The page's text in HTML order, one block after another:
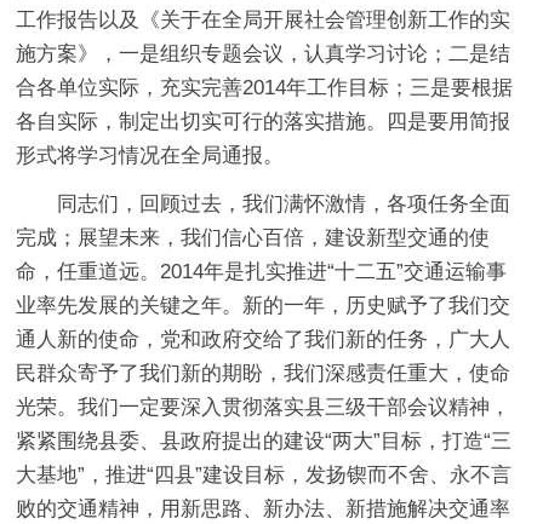
工作报告以及《关于在全局开展社会管理创新工作的实
施方案》，一是组织专题会议，认真学习讨论；二是结
合各单位实际，充实完善2014年工作目标；三是要根据
各自实际，制定出切实可行的落实措施。四是要用简报
形式将学习情况在全局通报。
同志们，回顾过去，我们满怀激情，各项任务全面
完成；展望未来，我们信心百倍，建设新型交通的使
命，任重道远。2014年是扎实推进“十二五”交通运输事
业率先发展的关键之年。新的一年，历史赋予了我们交
通人新的使命，党和政府交给了我们新的任务，广大人
民群众寄予了我们新的期盼，我们深感责任重大，使命
光荣。我们一定要深入贯彻落实县三级干部会议精神，
紧紧围绕县委、县政府提出的建设“两大”目标，打造“三
大基地”，推进“四县”建设目标，发扬锲而不舍、永不言
败的交通精神，用新思路、新办法、新措施解决交通率